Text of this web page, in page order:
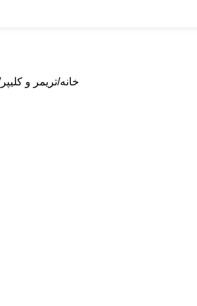
خانه تریمر و کلیپر